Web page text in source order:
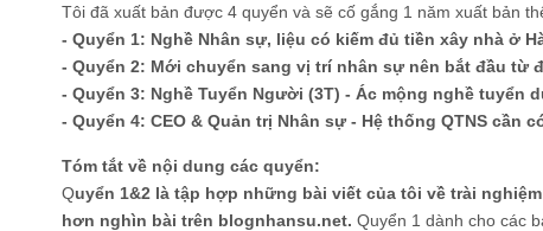
Tôi đã xuất bản được 4 quyển và sẽ cố gắng 1 năm xuất bản
- Quyển 1: Nghề Nhân sự, liệu có kiếm đủ tiền xây nhà ở
- Quyển 2: Mới chuyển sang vị trí nhân sự nên bắt đầu từ
- Quyển 3: Nghề Tuyển Người (3T) - Ác mộng nghề tuyển
- Quyển 4: CEO & Quản trị Nhân sự - Hệ thống QTNS cần
Tóm tắt về nội dung các quyển:
Quyển 1&2 là tập hợp những bài viết của tôi về trài
hơn nghìn bài trên blognhansu.net. Quyển 1 dành cho các